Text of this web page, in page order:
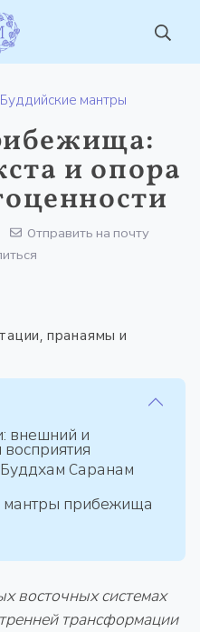
Буддийские мантры
и опора
Отправить на почту
пранаямы и
внешний и
Саранам
мантры прибежища
восточных системах
трансформации